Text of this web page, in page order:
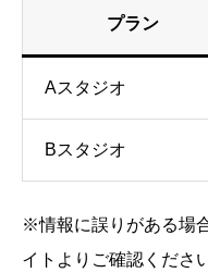
プラン
Aスタジオ
Bスタジオ
※情報に誤りがある場
イトよりご確認くださ